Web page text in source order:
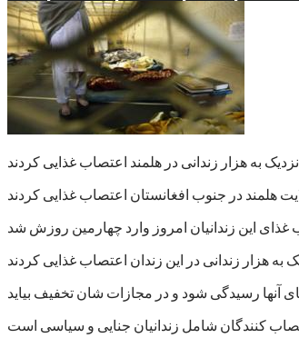
نزدیک به هزار زندانی در هلمند اعتصاب غذایی کردند